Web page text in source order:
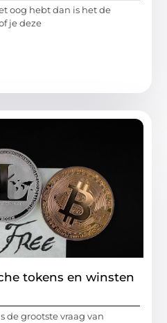
oog hebt dan is het de
je deze
tokens en winsten
de grootste vraag van